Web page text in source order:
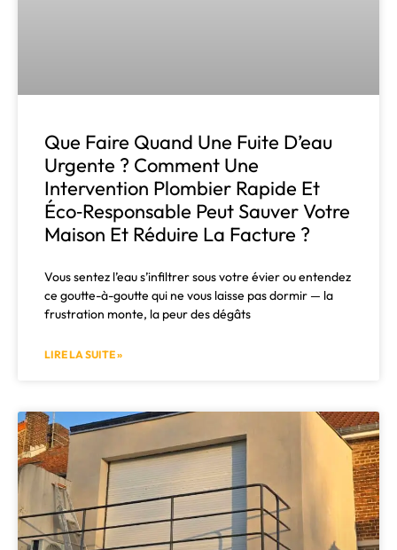
Que Faire Quand Une Fuite D’eau
Urgente ? Comment Une
Intervention Plombier Rapide Et
Éco‑responsable Peut Sauver Votre
Maison Et Réduire La Facture ?
Vous sentez l’eau s’infiltrer sous votre évier ou entendez
ce goutte-à-goutte qui ne vous laisse pas dormir — la
frustration monte, la peur des dégâts
LIRE LA SUITE »